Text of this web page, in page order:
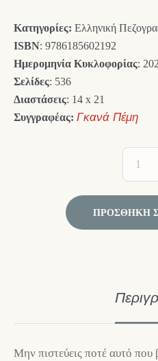
Κατηγορίες: Ελληνική
ISBN: 9786185602192
Ημερομηνία Κυκλοφορίας:
Σελίδες: 536
Διαστάσεις: 14 x 21
Συγγραφέας: Γκανά Πέμη
ΠΡΟΣΘΉΚΗ
Μην πιστεύεις ποτέ αυτό που